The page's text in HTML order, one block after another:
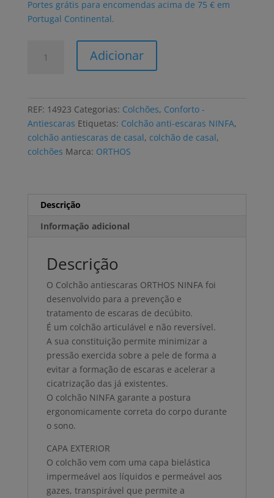
Portes grátis para encomendas acima de 75 € em
Portugal Continental.
NINFA
viscoelástico
200x150x12cm
Adicionar
REF: 14923 Categorias: Colchões, Conforto -
Antiescaras Etiquetas: Colchão anti-escaras NINFA,
colchão antiescaras de casal, colchão de casal,
colchões Marca: ORTHOS
Descrição
Informação adicional
Descrição
O Colchão antiescaras ORTHOS NINFA foi
desenvolvido para a prevenção e
tratamento de escaras de decúbito.
É um colchão articulável e não reversível.
A sua constituição permite minimizar a
pressão exercida sobre a pele de forma a
evitar a formação de escaras e acelerar a
cicatrização das já existentes.
O colchão NINFA garante a postura
ergonomicamente correta do corpo durante
o sono.
CAPA EXTERIOR
O colchão vem com uma capa bielástica
impermeável aos líquidos e permeável aos
gazes, transpirável que permite a